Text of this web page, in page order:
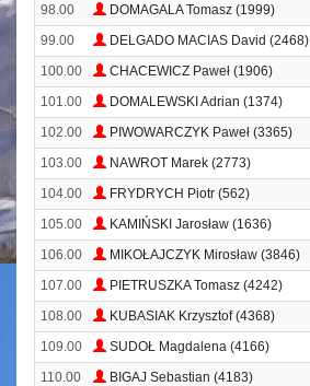
98.00
DOMAGALA Tomasz (1999)
99.00
DELGADO MACIAS David (2468)
100.00
CHACEWICZ Paweł (1906)
101.00
DOMALEWSKI Adrian (1374)
102.00 PIWOWARCZYK Paweł (3365)
103.00 NAWROT Marek (2773)
104.00
FRYDRYCH Piotr (562)
105.00
KAMIŃSKI Jarosław (1636)
106.00 MIKOŁAJCZYK Mirosław (3846)
107.00 PIETRUSZKA Tomasz (4242)
108.00 KUBASIAK Krzysztof (4368)
109.00 SUDOŁ Magdalena (4166)
110.00 BIGAJ Sebastian (4183)